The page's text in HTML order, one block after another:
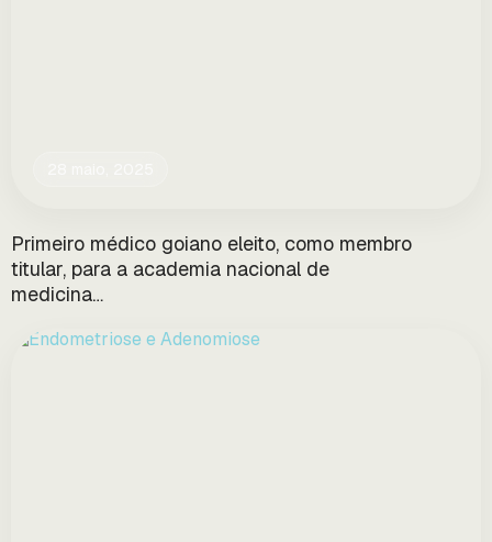
Primeiro médico goiano eleito, como membro
titular, para a academia nacional de
medicina…